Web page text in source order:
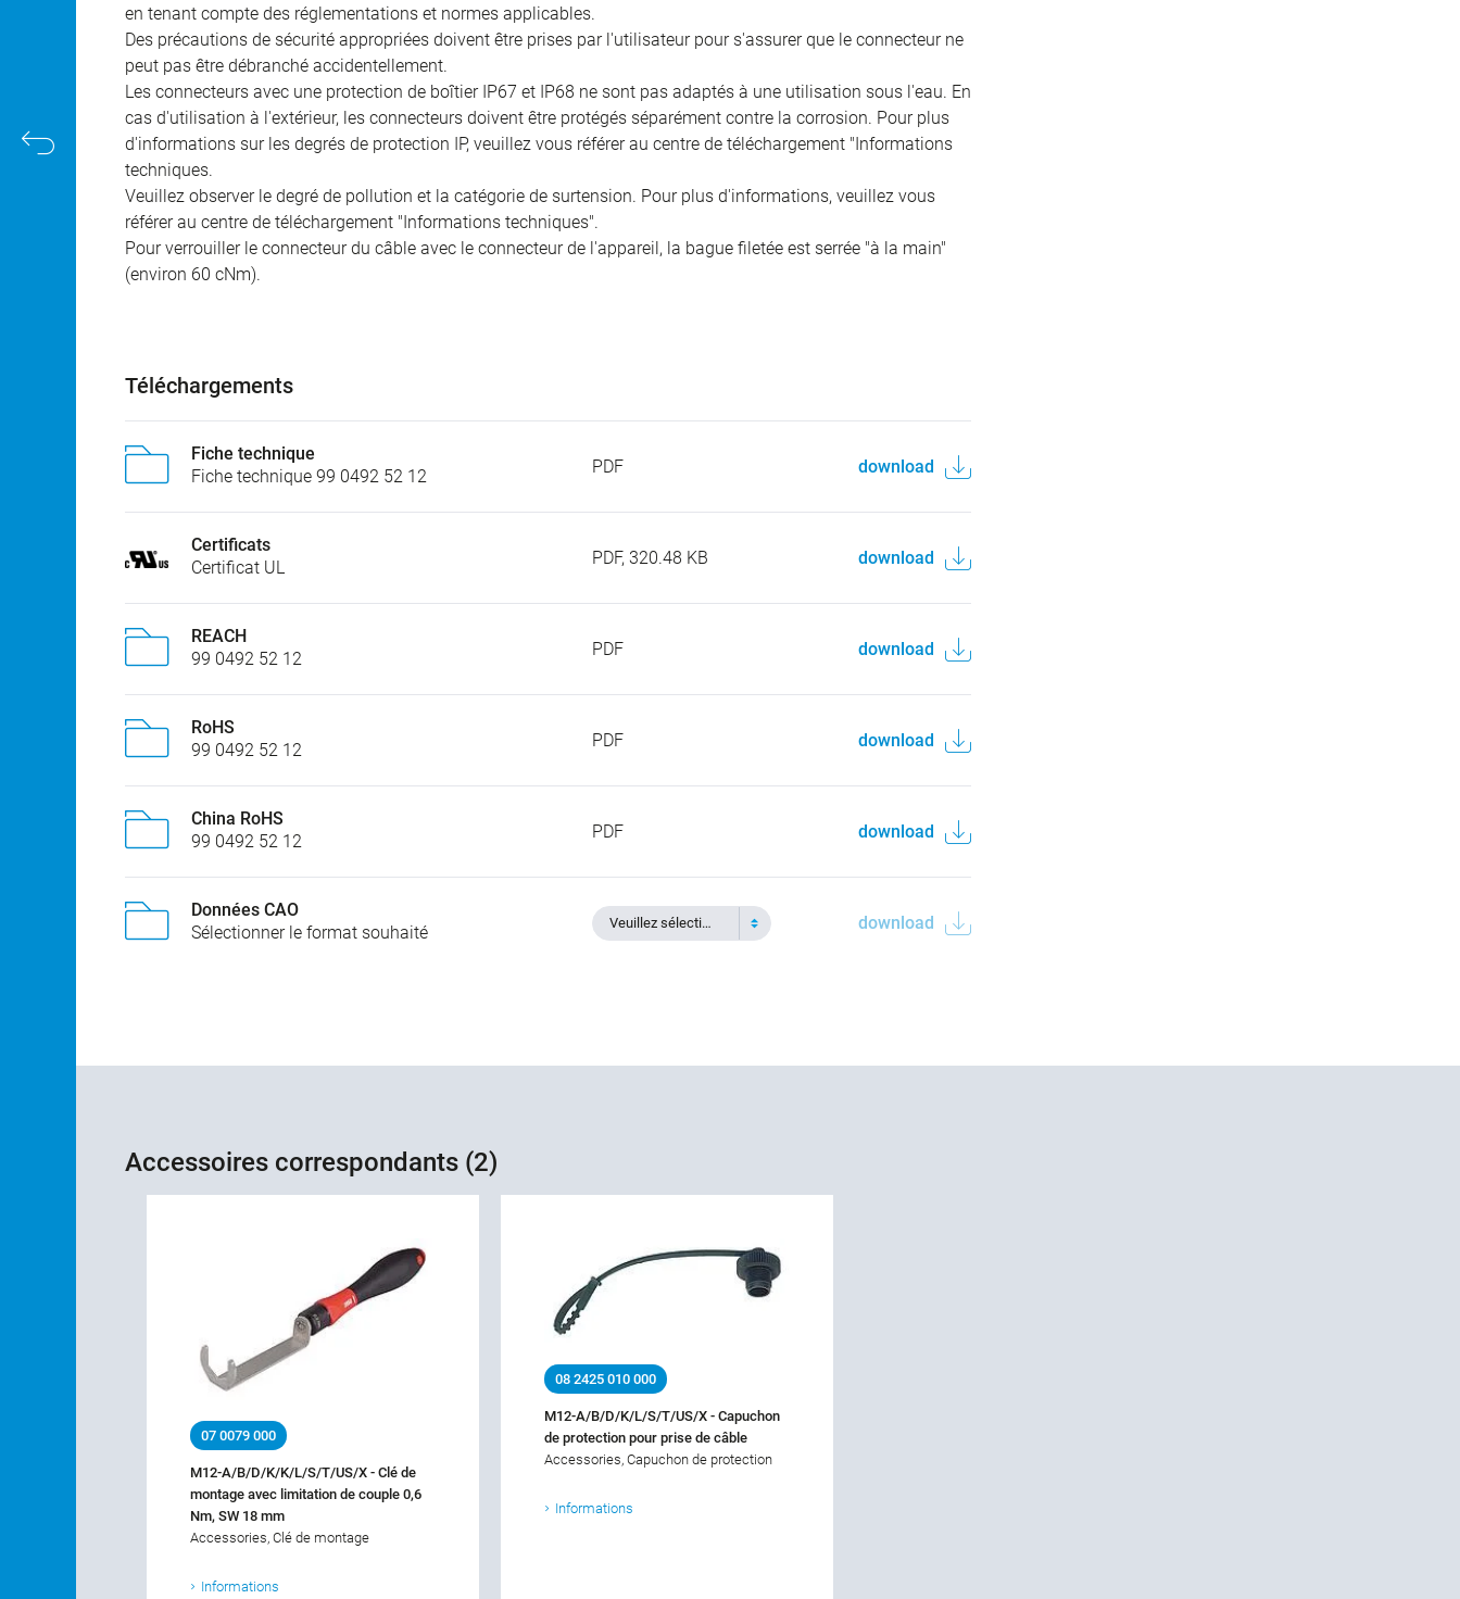
en tenant compte des réglementations et normes applicables.
Des précautions de sécurité appropriées doivent être prises par l'utilisateur pour s'assurer que le connecteur ne
peut pas être débranché accidentellement.
Les connecteurs avec une protection de boîtier IP67 et IP68 ne sont pas adaptés à une utilisation sous l'eau. En
cas d'utilisation à l'extérieur, les connecteurs doivent être protégés séparément contre la corrosion. Pour plus
d'informations sur les degrés de protection IP, veuillez vous référer au centre de téléchargement "Informations
techniques.
Veuillez observer le degré de pollution et la catégorie de surtension. Pour plus d'informations, veuillez vous
référer au centre de téléchargement "Informations techniques".
Pour verrouiller le connecteur du câble avec le connecteur de l'appareil, la bague filetée est serrée "à la main"
(environ 60 cNm).
Téléchargements
Fiche technique
Fiche technique 99 0492 52 12
PDF download
Certificats
Certificat UL
PDF, 320.48 KB download
REACH
99 0492 52 12
PDF download
RoHS
99 0492 52 12
PDF download
China RoHS
99 0492 52 12
PDF download
Données CAO
Sélectionner le format souhaité
Veuillez sélectionner download
Accessoires correspondants (2)
07 0079 000
M12-A/B/D/K/K/L/S/T/US/X - Clé de
montage avec limitation de couple 0,6
Nm, SW 18 mm
Accessories, Clé de montage
Informations
08 2425 010 000
M12-A/B/D/K/L/S/T/US/X - Capuchon
de protection pour prise de câble
Accessories, Capuchon de protection
Informations